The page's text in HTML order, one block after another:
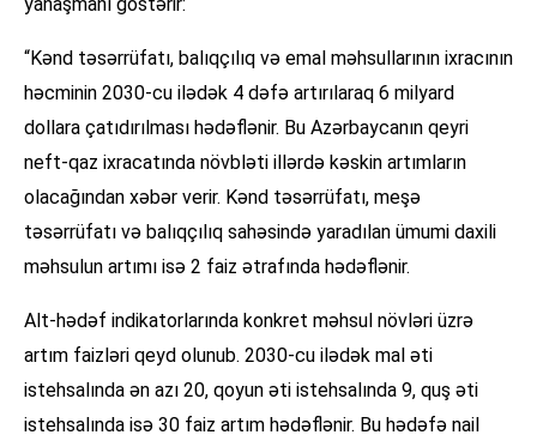
“Kənd təsərrüfatı, balıqçılıq və emal məhsullarının ixracının
həcminin 2030-cu ilədək 4 dəfə artırılaraq 6 milyard
dollara çatıdırılması hədəflənir. Bu Azərbaycanın qeyri
neft-qaz ixracatında növbləti illərdə kəskin artımların
olacağından xəbər verir. Kənd təsərrüfatı, meşə
təsərrüfatı və balıqçılıq sahəsində yaradılan ümumi daxili
məhsulun artımı isə 2 faiz ətrafında hədəflənir.
Alt-hədəf indikatorlarında konkret məhsul növləri üzrə
artım faizləri qeyd olunub. 2030-cu ilədək mal əti
istehsalında ən azı 20, qoyun əti istehsalında 9, quş əti
istehsalında isə 30 faiz artım hədəflənir. Bu hədəfə nail